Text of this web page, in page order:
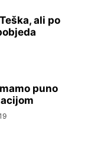
ali po
puno